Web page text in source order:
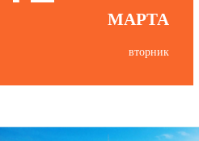
МАРТА
вторник